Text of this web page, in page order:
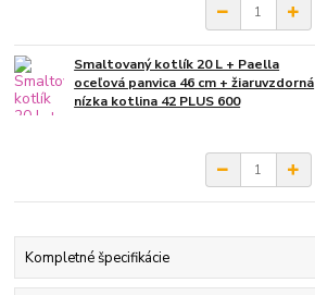
Smaltovaný kotlík 20 L + Paella
oceľová panvica 46 cm + žiaruvzdorná
nízka kotlina 42 PLUS 600
Kompletné špecifikácie